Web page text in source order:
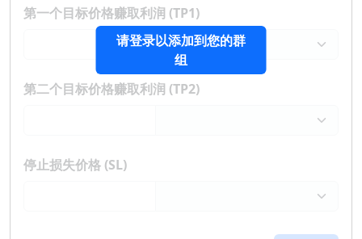
请登录以添加到您的群
组
第一个目标价格赚取利润 (TP1)
第二个目标价格赚取利润 (TP2)
停止损失价格 (SL)